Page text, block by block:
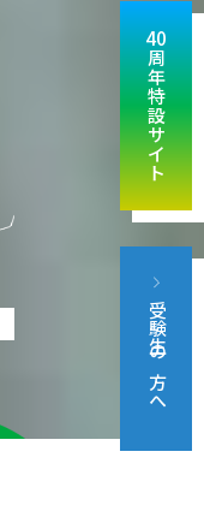
40
周
年
特
設
サ
イ
ト
受験生の方へ